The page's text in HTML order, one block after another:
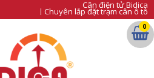
Cân điện tử Bidica
Chuyên lắp đặt trạm cân ô tô
0